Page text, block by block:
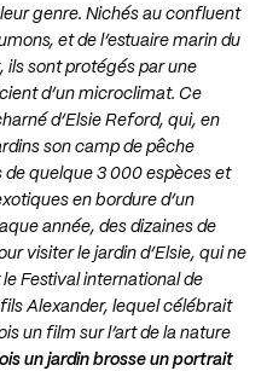
genre. Nichés au confluent
et de l’estuaire marin du
sont protégés par une
d’un microclimat. Ce
d’Elsie Reford, qui, en
son camp de pêche
de quelque 3 000 espèces et
en bordure d’un
année, des dizaines de
visiter le jardin d’Elsie, qui ne
Festival international de
Alexander, lequel célébrait
un film sur l’art de la nature
un jardin brosse un portrait